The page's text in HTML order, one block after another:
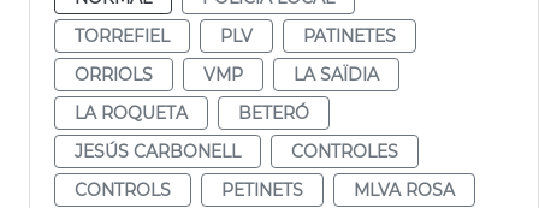
TORREFIEL
PLV
PATINETES
ORRIOLS
VMP
LA SAÏDIA
LA ROQUETA
BETERÓ
JESÚS CARBONELL
CONTROLES
CONTROLS
PETINETS MLVA ROSA